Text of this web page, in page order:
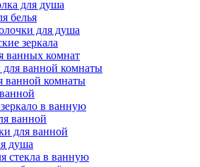
для душа
белья
для душа
зеркала
ванных комнат
ванной комнаты
ванной комнаты
в ванную
ванной
для ванной
душа
стекла в ванную